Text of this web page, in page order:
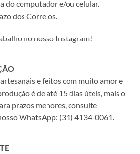
do computador e/ou celular.
dos Correios.
no nosso Instagram!
e feitos com muito amor e
é de até 15 dias úteis, mais o
prazos menores, consulte
WhatsApp: (31) 4134-0061.